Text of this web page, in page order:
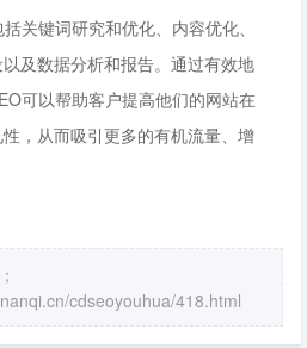
关键词研究和优化、内容优化、
及数据分析和报告。通过有效地
可以帮助客户提高他们的网站在
，从而吸引更多的有机流量、增
cdseoyouhua/418.html